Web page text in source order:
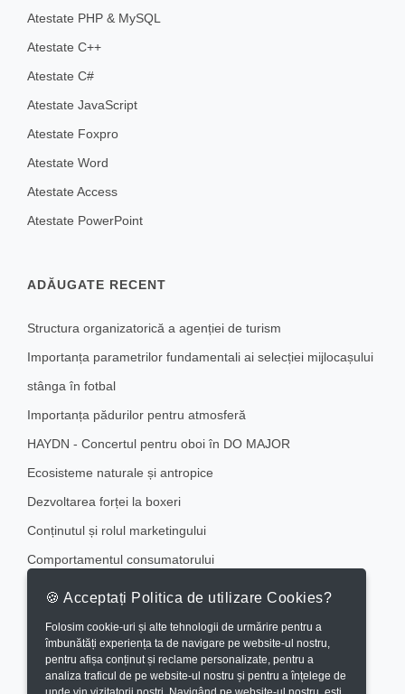
Atestate PHP & MySQL
Atestate C++
Atestate C#
Atestate JavaScript
Atestate Foxpro
Atestate Word
Atestate Access
Atestate PowerPoint
ADĂUGATE RECENT
Structura organizatorică a agenției de turism
Importanța parametrilor fundamentali ai selecției mijlocașului
stânga în fotbal
Importanța pădurilor pentru atmosferă
HAYDN - Concertul pentru oboi în DO MAJOR
Ecosisteme naturale și antropice
Dezvoltarea forței la boxeri
Conținutul și rolul marketingului
Comportamentul consumatorului
Coafură vintage inspirată din anii ’20
🍪 Acceptați Politica de utilizare Cookies?
Folosim cookie-uri și alte tehnologii de urmărire pentru a
îmbunătăți experiența ta de navigare pe website-ul nostru,
pentru afișa conținut și reclame personalizate, pentru a
analiza traficul de pe website-ul nostru și pentru a înțelege de